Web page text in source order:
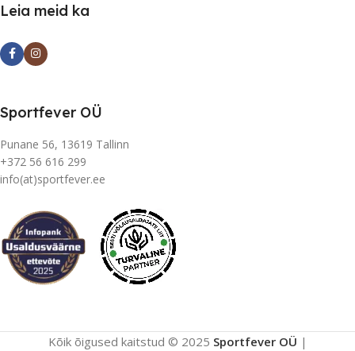
Leia meid ka
Sportfever OÜ
Punane 56, 13619 Tallinn
+372 56 616 299
info(at)sportfever.ee
Kõik õigused kaitstud © 2025 Sportfever OÜ |